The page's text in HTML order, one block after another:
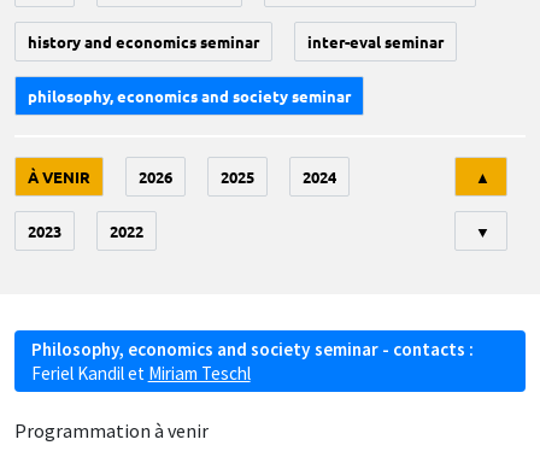
history and economics seminar inter-eval seminar
philosophy, economics and society seminar
À VENIR 2026 2025 2024
2023 2022
▲
▼
Philosophy, economics and society seminar - contacts :
Feriel Kandilet Miriam Teschl
Programmation à venir